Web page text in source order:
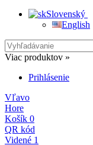
Slovenský
English
Viac produktov »
Prihlásenie
Vľavo
Hore
Košík 0
QR kód
Videné 1